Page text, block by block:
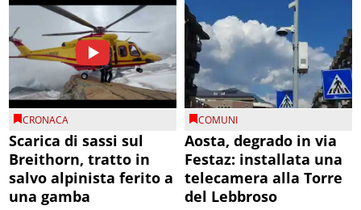
CRONACA
Scarica di sassi sul
Breithorn, tratto in
salvo alpinista ferito a
una gamba
COMUNI
Aosta, degrado in via
Festaz: installata una
telecamera alla Torre
del Lebbroso